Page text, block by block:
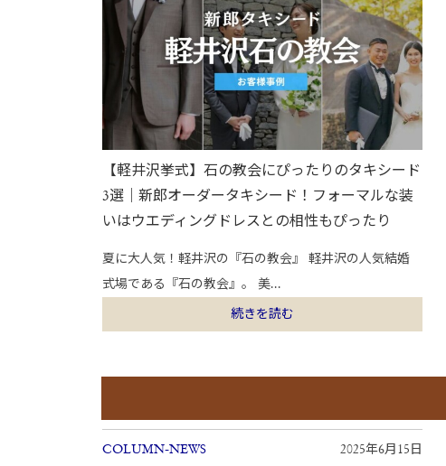
【軽井沢挙式】石の教会にぴったりのタキシード
3選｜新郎オーダータキシード！フォーマルな装
いはウエディングドレスとの相性もぴったり
夏に大人気！軽井沢の『石の教会』 軽井沢の人気結婚
式場である『石の教会』。 美...
続きを読む
COLUMN-NEWS 2025年6月15日